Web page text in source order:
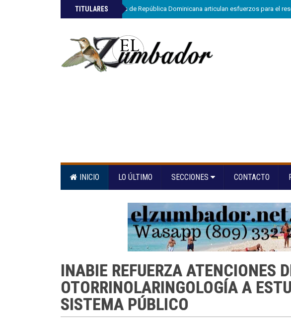
TITULARES
»ETED y la Armada de República Dominicana articulan esfuerzos para el
INICIO LO ÚLTIMO SECCIONES CONTACTO
INABIE REFUERZA ATENCIONES
OTORRINOLARINGOLOGÍA A
SISTEMA PÚBLICO